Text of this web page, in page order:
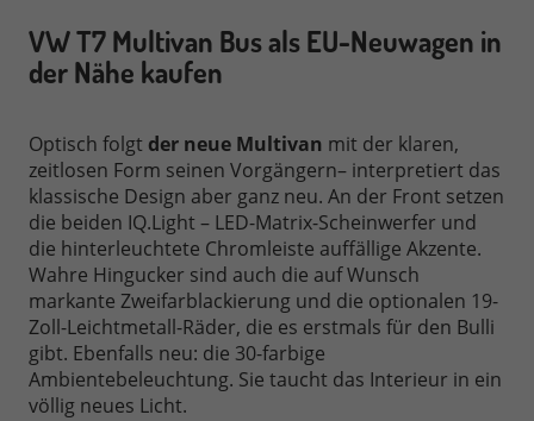
VW T7 Multivan Bus als EU-Neuwagen in
der Nähe kaufen
Optisch folgt der neue Multivan mit der klaren,
zeitlosen Form seinen Vorgängern– interpretiert das
klassische Design aber ganz neu. An der Front setzen
die beiden IQ.Light – LED-Matrix-Scheinwerfer und
die hinterleuchtete Chromleiste auffällige Akzente.
Wahre Hingucker sind auch die auf Wunsch
markante Zweifarblackierung und die optionalen 19-
Zoll-Leichtmetall-Räder, die es erstmals für den Bulli
gibt. Ebenfalls neu: die 30-farbige
Ambientebeleuchtung. Sie taucht das Interieur in ein
völlig neues Licht.